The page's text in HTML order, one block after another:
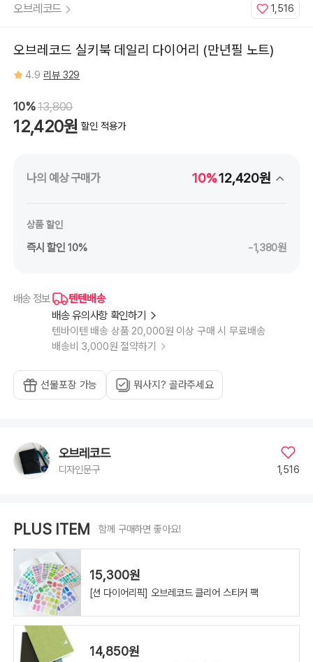
오브레코드 1,516
오브레코드 실키북 데일리 다이어리 (만년필 노트)
4.9 리뷰 329
10%13,800
12,420원 할인 적용가
나의 예상 구매가 10%12,420원
상품 할인
즉시 할인 10% -1,380원
배송 정보
텐텐배송
배송 유의사항 확인하기
텐바이텐 배송 상품 20,000원 이상 구매 시 무료배송
배송비 3,000원 절약하기
선물포장 가능 뭐사지? 골라주세요
오브레코드
디자인문구 1,516
PLUS ITEM 함께 구매하면 좋아요!
15,300원
[션 다이어리픽] 오브레코드 클리어 스티커 팩
14,850원